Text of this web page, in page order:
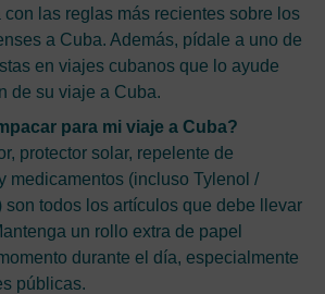
con las reglas más recientes sobre los
a Cuba. Además, pídale a uno de
en viajes cubanos que lo ayude
de su viaje a Cuba.
para mi viaje a Cuba?
protector solar, repelente de
medicamentos (incluso Tylenol /
son todos los artículos que debe llevar
un rollo extra de papel
durante el día, especialmente
públicas.